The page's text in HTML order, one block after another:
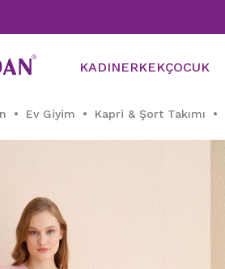
KADINERKEKÇOCUK
Ev Giyim Kapri & Şort Takımı